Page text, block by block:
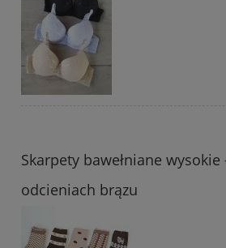
Skarpety bawełniane wysokie
odcieniach brązu